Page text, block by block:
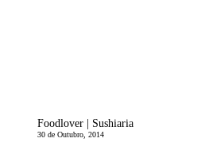
Foodlover | Sushiaria
30 de Outubro, 2014